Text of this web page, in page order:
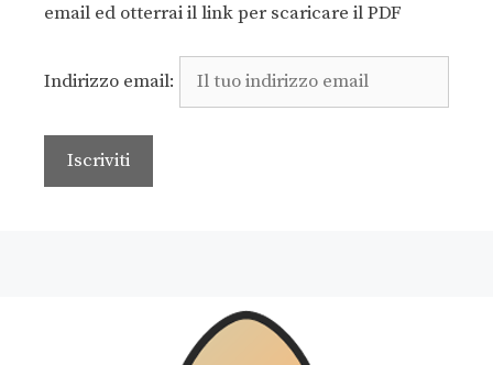
email ed otterrai il link per scaricare il PDF
Indirizzo email: